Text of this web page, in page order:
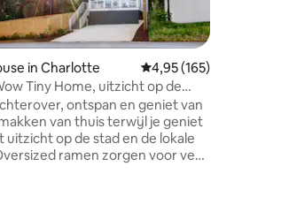
van 4,85 op 5, 178 recensies
in Charlotte Gemiddelde
4,95 (165)
Tiny Home, uitzicht op de
en gezellig!
ontspan en geniet van
van thuis terwijl je geniet
uitzicht op de stad en de lokale
ramen zorgen voor veel
buitenruimte. Het interieur is
samengesteld en creëerde